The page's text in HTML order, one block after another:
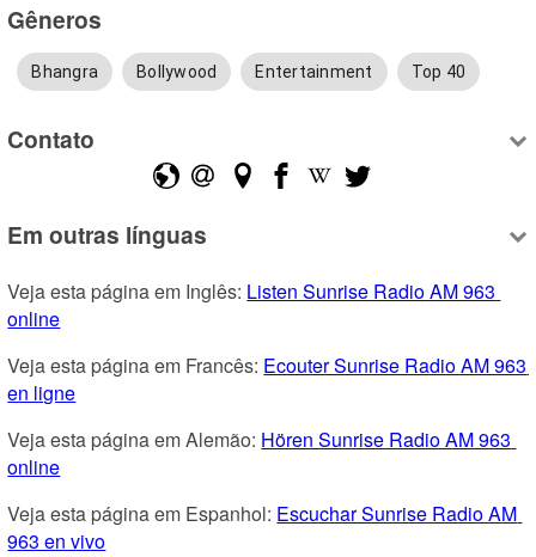
Gêneros
Bhangra Bollywood Entertainment Top 40
Contato
Em outras línguas
Veja esta página em Inglês: Listen Sunrise Radio AM 963
online
Veja esta página em Francês: Ecouter Sunrise Radio AM 963
en ligne
Veja esta página em Alemão: Hören Sunrise Radio AM 963
online
Veja esta página em Espanhol: Escuchar Sunrise Radio AM
963 en vivo